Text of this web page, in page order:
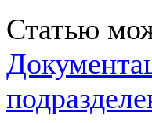
Статью